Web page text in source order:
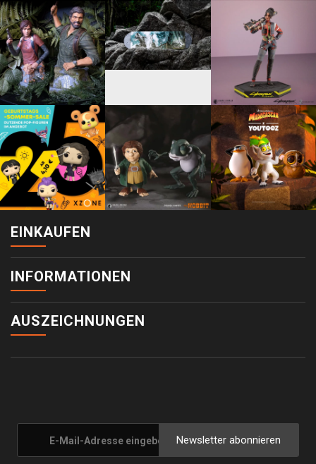
EINKAUFEN
INFORMATIONEN
AUSZEICHNUNGEN
Newsletter abonnieren